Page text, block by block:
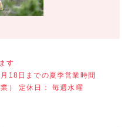
す
18日までの夏季営業時間
） 定休日： 毎週水曜